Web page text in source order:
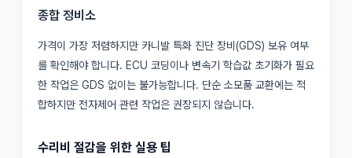
종합 정비소
가격이 가장 저렴하지만 카니발 특화 진단 장비(GDS) 보유 여부
를 확인해야 합니다. ECU 코딩이나 변속기 학습값 초기화가 필요
한 작업은 GDS 없이는 불가능합니다. 단순 소모품 교환에는 적
합하지만 전자제어 관련 작업은 권장되지 않습니다.
수리비 절감을 위한 실용 팁